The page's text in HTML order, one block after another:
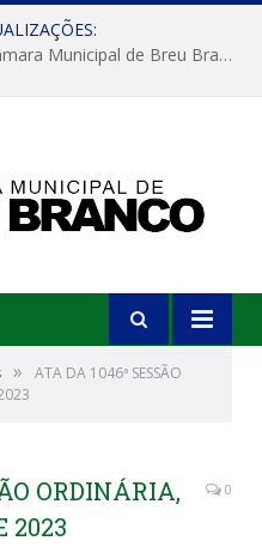
Solene de Reinauguração da Câmara Municipal de Breu Branco
»
ATA DA 1046ª SESSÃO
ORDINÁRIA,
2023
0